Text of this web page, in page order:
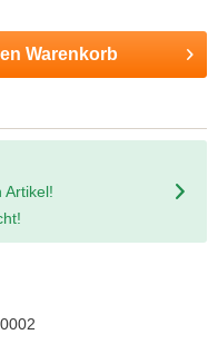
Warenkorb
Artikel!